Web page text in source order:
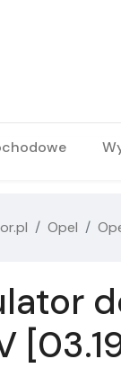
Opel